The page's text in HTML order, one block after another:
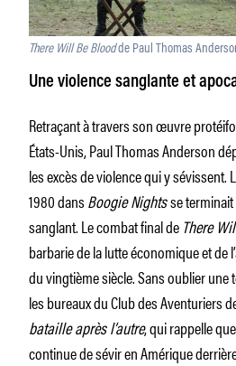
There Will Be Bloodde Paul Thomas
Une violence sanglante et
Retraçant à travers son œuvre
États-Unis, Paul Thomas Anderson
les excès de violence qui y sévissent.
1980 dansBoogie Nightsse
sanglant. Le combat final deThere
barbarie de la lutte économique et de
du vingtième siècle. Sans oublier
les bureaux du Club des Aventuriers
bataille après l’autre, qui rappelle
continue de sévir en Amérique